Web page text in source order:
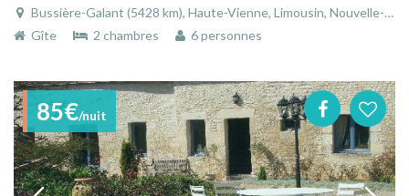
Bussière-Galant (5428 km), Haute-Vienne, Limousin, Nouvelle-Aquitaine, France
Gîte
2 chambres 6 personnes
85€/nuit